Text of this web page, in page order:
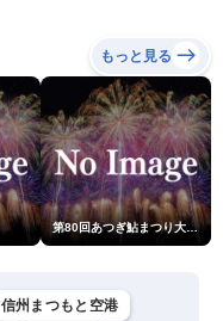
もっと見る
第80回あつぎ鮎まつり大花火大会
信州まつもと空港